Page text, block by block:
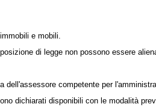
e mobili.
di legge non possono essere
competente per
dichiarati disponibili con le modalità